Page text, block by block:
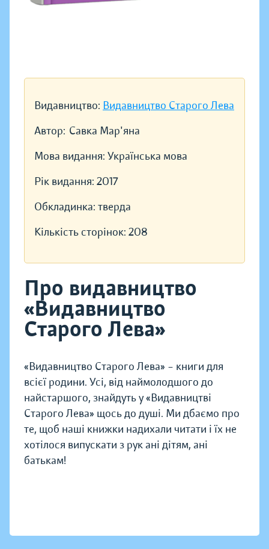
Видавництво: Видавництво Старого Лева
Автор: Савка Мар'яна
Мова видання: Українська мова
Рік видання: 2017
Обкладинка: тверда
Кількість сторінок: 208
Про видавництво
«Видавництво
Старого Лева»
«Видавництво Старого Лева» – книги для
всієї родини. Усі, від наймолодшого до
найстаршого, знайдуть у «Видавництві
Старого Лева» щось до душі. Ми дбаємо про
те, щоб наші книжки надихали читати і їх не
хотілося випускати з рук ані дітям, ані
батькам!